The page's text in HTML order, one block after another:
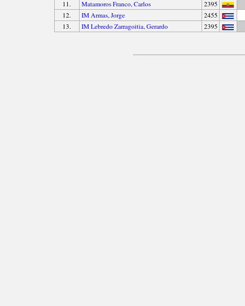
11.
Matamoros Franco, Carlos 2395
12.
IM Armas, Jorge 2455
13.
IM Lebredo Zarragoitia, Gerardo 2395